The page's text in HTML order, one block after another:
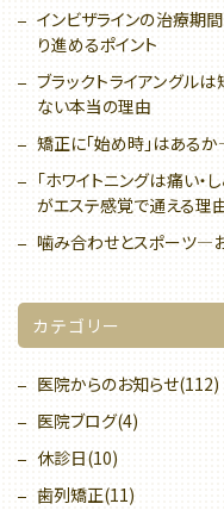
インビザラインの治療期
り進めるポイント
ブラックトライアングル
ない本当の理由
矯正に「始め時」はある
「ホワイトニングは痛い・
がエステ感覚で通える理
噛み合わせとスポーツ—
カテゴリー
医院からのお知らせ(112)
医院ブログ(4)
休診日(10)
歯列矯正(11)